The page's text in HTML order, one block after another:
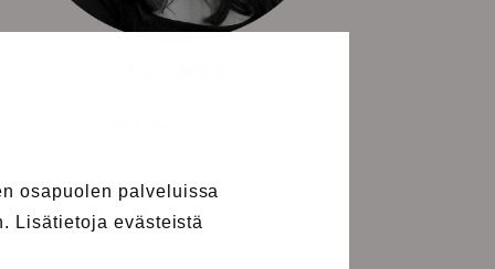
osapuolen palveluissa
Lisätietoja evästeistä